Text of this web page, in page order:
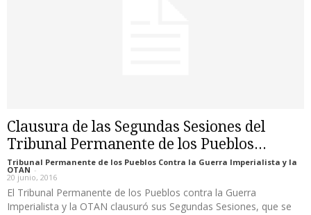
Clausura de las Segundas Sesiones del
Tribunal Permanente de los Pueblos...
Tribunal Permanente de los Pueblos Contra la Guerra Imperialista y la
OTAN -
20 junio, 2016
El Tribunal Permanente de los Pueblos contra la Guerra
Imperialista y la OTAN clausuró sus Segundas Sesiones, que se